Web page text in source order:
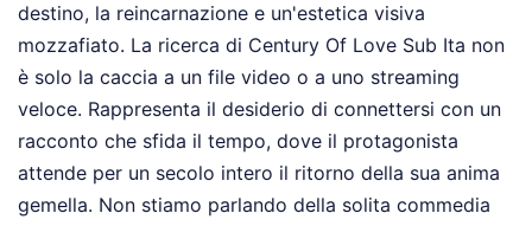
destino, la reincarnazione e un'estetica visiva
mozzafiato. La ricerca di Century Of Love Sub Ita non
è solo la caccia a un file video o a uno streaming
veloce. Rappresenta il desiderio di connettersi con un
racconto che sfida il tempo, dove il protagonista
attende per un secolo intero il ritorno della sua anima
gemella. Non stiamo parlando della solita commedia